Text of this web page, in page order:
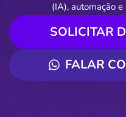
(IA), automação
SOLICITAR
FALAR